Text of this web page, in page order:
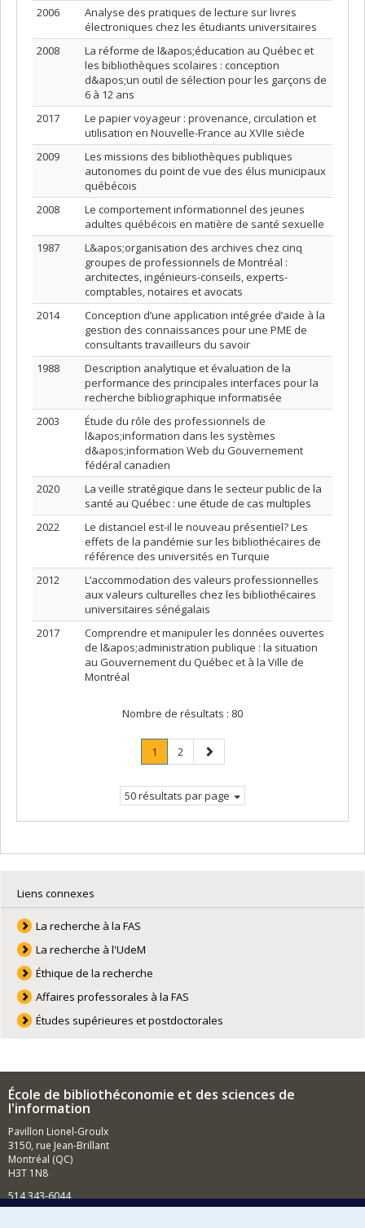
2006
Analyse des pratiques de lecture sur livres
électroniques chez les étudiants universitaires
2008
La réforme de l&apos;éducation au Québec et
les bibliothèques scolaires : conception
d&apos;un outil de sélection pour les garçons de
6 à 12 ans
2017
Le papier voyageur : provenance, circulation et
utilisation en Nouvelle-France au XVIIe siècle
2009
Les missions des bibliothèques publiques
autonomes du point de vue des élus municipaux
québécois
2008
Le comportement informationnel des jeunes
adultes québécois en matière de santé sexuelle
1987
L&apos;organisation des archives chez cinq
groupes de professionnels de Montréal :
architectes, ingénieurs-conseils, experts-
comptables, notaires et avocats
2014
Conception d’une application intégrée d’aide à la
gestion des connaissances pour une PME de
consultants travailleurs du savoir
1988
Description analytique et évaluation de la
performance des principales interfaces pour la
recherche bibliographique informatisée
2003
Étude du rôle des professionnels de
l&apos;information dans les systèmes
d&apos;information Web du Gouvernement
fédéral canadien
2020
La veille stratégique dans le secteur public de la
santé au Québec : une étude de cas multiples
2022
Le distanciel est-il le nouveau présentiel? Les
effets de la pandémie sur les bibliothécaires de
référence des universités en Turquie
2012
L’accommodation des valeurs professionnelles
aux valeurs culturelles chez les bibliothécaires
universitaires sénégalais
2017
Comprendre et manipuler les données ouvertes
de l&apos;administration publique : la situation
au Gouvernement du Québec et à la Ville de
Montréal
Nombre de résultats : 80
Page
1
Page
Page
2
Page
suivante
50 résultats par page
Liens connexes
La recherche à la FAS
La recherche à l'UdeM
Éthique de la recherche
Affaires professorales à la FAS
Études supérieures et postdoctorales
École de bibliothéconomie et des sciences de
l'information
Pavillon Lionel-Groulx
3150, rue Jean-Brillant
Montréal (QC)
H3T 1N8
514 343-6044